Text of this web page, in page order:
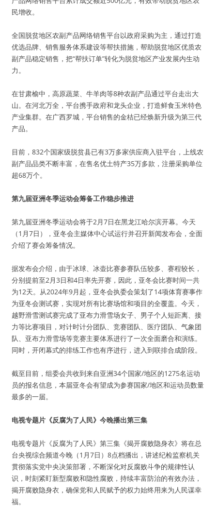
民增收。
全国脱贫地区农副产品网络销售平台以政府采购为主，通过打造
优选品牌、销售服务体系建设等帮扶措施，帮助脱贫地区优质农
副产品稳定销售，把“帮扶订单”转化为脱贫地区产业发展内生动
力。
在甘肃榆中，高原蔬菜、牛羊肉等8种农副产品通过平台走出大
山。在河北万全，平台携手政府和龙头企业，打造鲜食玉米特色
产业集群。在广西罗城，平台销售的金桔已经焕新升级为第三代
产品。
目前，832个国家级脱贫县已有3万多家供应商入驻平台，上线农
副产品品类不断丰富，在售名优土特产35万多款，注册采购单位
超68万个。
第九届亚洲冬季运动会筹备工作稳步推进
第九届亚洲冬季运动会将于2月7日在黑龙江哈尔滨开幕。今天
（1月7日），亚冬会主媒体中心试运行并召开新闻发布会，全面
介绍了赛会筹备情况。
据发布会介绍，由于冰球、冰壶比赛参赛队伍较多、赛程较长，
分别提前至2月3日和4日率先开赛，因此，亚冬会比赛时间一共
为12天。从2024年9月起，亚冬会执委会策划了14项体育赛事作
为亚冬会测试赛，实现对所有比赛场馆和项目的全覆盖。今天，
越野滑雪测试赛完成了亚布力滑雪场女子、男子个人短距离、接
力等比赛项目，对计时计分团队、竞赛团队、医疗团队、气象团
队、亚布力滑雪场等竞赛主要体系进行了一次全面磨合和演练。
同时，开闭幕式的排练工作也有序进行，进入到联排合成阶段。
截至目前，组委会共收到来自亚洲34个国家/地区的1275名运动
员的报名信息，本届亚冬会有望成为参赛国家/地区和运动员数量
最多的一届。
电视专题片《反腐为了人民》今晚播出第三集
电视专题片《反腐为了人民》第三集《揭开腐败隐身衣》将在总
台央视综合频道今晚（1月7日）8点档播出，讲述纪检监察机关
贯彻落实党中央决策部署，不断深化对反腐败斗争的规律性认
识，时刻紧盯新型腐败和隐性腐败，持续丰富防治的有效办法，
揭开腐败隐身衣，确保党和人民赋予的权力始终用来为人民谋幸
福。